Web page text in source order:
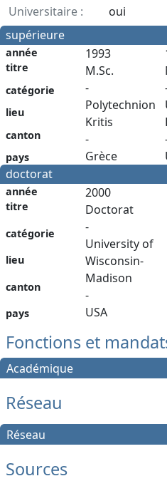
Universitaire :
oui
supérieure
année
titre
catégorie
lieu
canton
pays
1993
M.Sc.
-
Polytechnion
Kritis
-
Grèce
doctorat
année
titre
catégorie
lieu
canton
pays
2000
Doctorat
-
University of
Wisconsin-
Madison
-
USA
Fonctions et
Académique
Réseau
Réseau
Sources